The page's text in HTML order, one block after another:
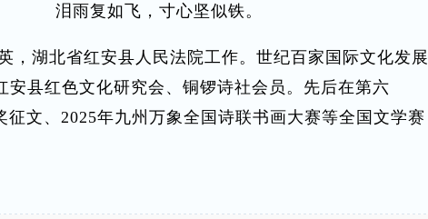
泪雨复如飞，寸心坚似铁。
湖北省红安县人民法院工作。世纪百家国际文化发展
安县红色文化研究会、铜锣诗社会员。先后在第六
征文、2025年九州万象全国诗联书画大赛等全国文学赛